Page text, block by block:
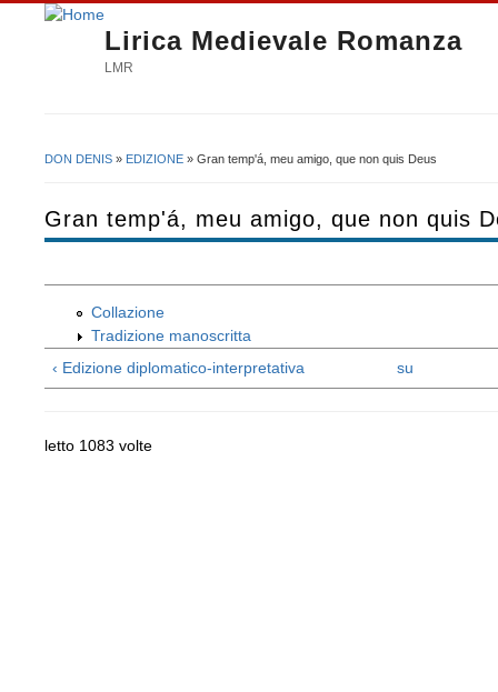
Lirica Medievale Romanza
LMR
DON DENIS » EDIZIONE » Gran temp'á, meu amigo, que non quis Deus
Gran temp'á, meu amigo, que non quis
Collazione
Tradizione manoscritta
‹ Edizione diplomatico-interpretativa
su
letto 1083 volte